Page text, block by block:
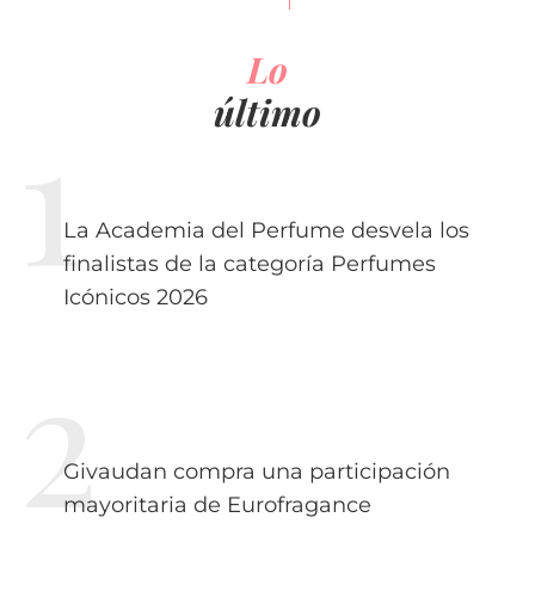
Lo
último
La Academia del Perfume desvela los
finalistas de la categoría Perfumes
Icónicos 2026
Givaudan compra una participación
mayoritaria de Eurofragance